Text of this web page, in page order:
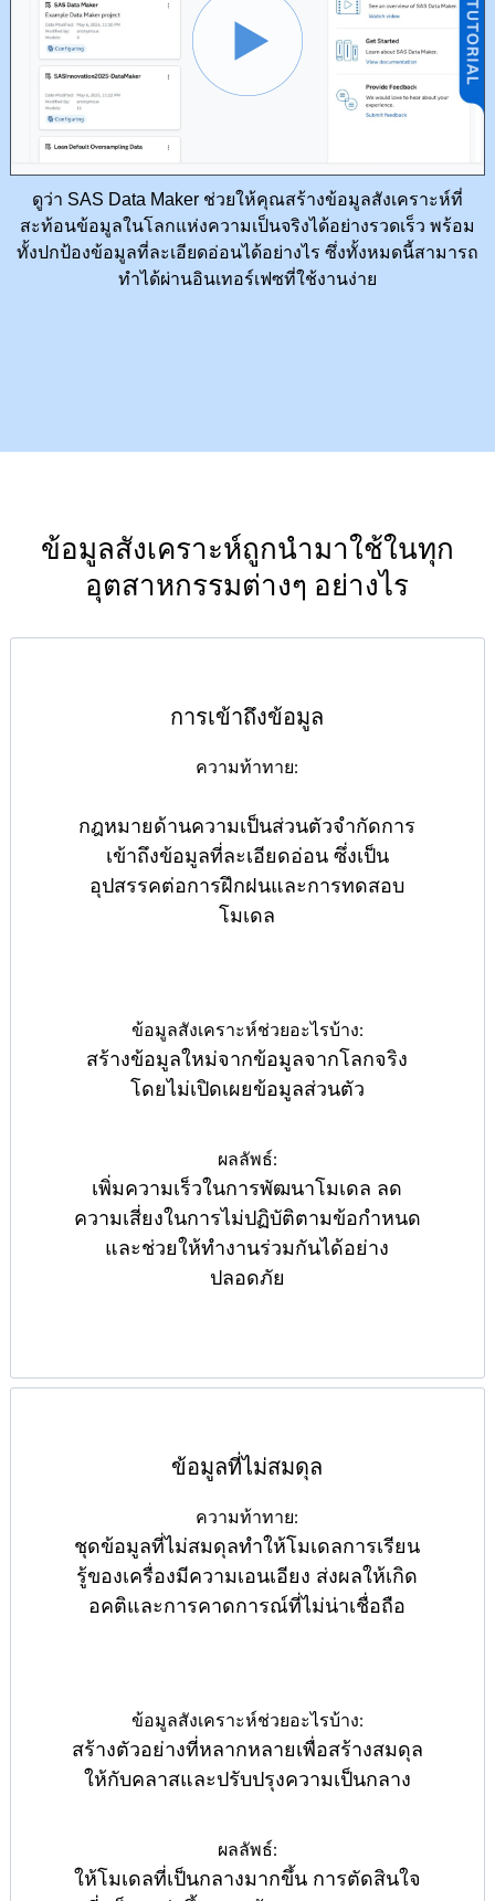
ดูว่า SAS Data Maker ช่วยให้คุณสร้างข้อมูลสังเคราะห์ที่
สะท้อนข้อมูลในโลกแห่งความเป็นจริงได้อย่างรวดเร็ว พร้อม
ทั้งปกป้องข้อมูลที่ละเอียดอ่อนได้อย่างไร ซึ่งทั้งหมดนี้สามารถ
ทำได้ผ่านอินเทอร์เฟซที่ใช้งานง่าย
ข้อมูลสังเคราะห์ถูกนำมาใช้ในทุก
อุตสาหกรรมต่างๆ อย่างไร
การเข้าถึงข้อมูล
ความท้าทาย:
กฎหมายด้านความเป็นส่วนตัวจำกัดการ
เข้าถึงข้อมูลที่ละเอียดอ่อน ซึ่งเป็น
อุปสรรคต่อการฝึกฝนและการทดสอบ
โมเดล
ข้อมูลสังเคราะห์ช่วยอะไรบ้าง:
สร้างข้อมูลใหม่จากข้อมูลจากโลกจริง
โดยไม่เปิดเผยข้อมูลส่วนตัว
ผลลัพธ์:
เพิ่มความเร็วในการพัฒนาโมเดล ลด
ความเสี่ยงในการไม่ปฏิบัติตามข้อกำหนด
และช่วยให้ทำงานร่วมกันได้อย่าง
ปลอดภัย
ข้อมูลที่ไม่สมดุล
ความท้าทาย:
ชุดข้อมูลที่ไม่สมดุลทำให้โมเดลการเรียน
รู้ของเครื่องมีความเอนเอียง ส่งผลให้เกิด
อคติและการคาดการณ์ที่ไม่น่าเชื่อถือ
ข้อมูลสังเคราะห์ช่วยอะไรบ้าง:
สร้างตัวอย่างที่หลากหลายเพื่อสร้างสมดุล
ให้กับคลาสและปรับปรุงความเป็นกลาง
ผลลัพธ์:
ให้โมเดลที่เป็นกลางมากขึ้น การตัดสินใจ